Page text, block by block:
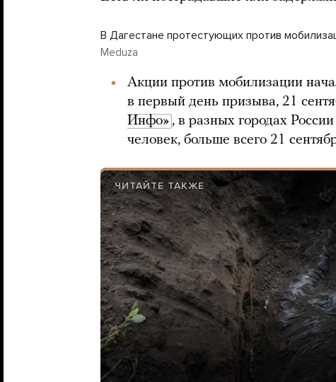
В Дагестане протестующих против
Meduza
Акции против мобилизации
в первый день призыва, 21
Инфо» , в разных городах
человек, больше всего 21
ЧИТАЙТЕ ТАКЖЕ